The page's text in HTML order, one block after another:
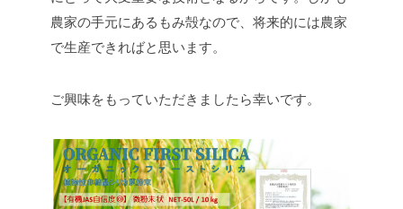
農家の手元にあるもみ殻なので、将来的には農家
で生産できればと思います。
ご興味をもっていただきましたら幸いです。